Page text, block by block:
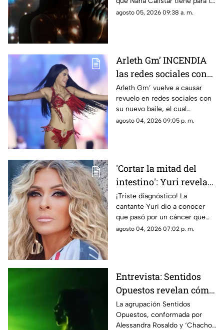
su SALUD
horóscopo hoy 5 de agosto de
agosto 05, 2026 09:38 a. m.
Arleth Gm’ INCENDIA
las redes sociales con
ATREVIDO baile y le
dicen “todo que ver”
Arleth Gm’ vuelve a causar
revuelo en redes sociales con
su nuevo baile, el cual
rápidamente se hizo viral y
agosto 04, 2026 09:05 p. m.
'Cortar la mitad del
intestino': Yuri revela
diagnóstico de cáncer a
punto de hacer
metástasis
¡Triste diagnóstico! La
cantante Yuri dio a conocer
que pasó por un cáncer que
pudo haberla llevado a la
agosto 04, 2026 07:02 p. m.
Entrevista: Sentidos
Opuestos revelan cómo
viven hoy su regreso a
los escenarios
La agrupación Sentidos
Opuestos, conformada por
Alessandra Rosaldo y ‘Chacho’